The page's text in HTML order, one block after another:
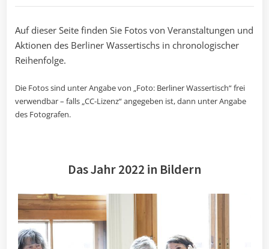
Auf dieser Seite finden Sie Fotos von Veranstaltungen und
Aktionen des Berliner Wassertischs in chronologischer
Reihenfolge.
Die Fotos sind unter Angabe von „Foto: Berliner Wassertisch“ frei
verwendbar – falls „CC-Lizenz“ angegeben ist, dann unter Angabe
des Fotografen.
Das Jahr 2022 in Bildern